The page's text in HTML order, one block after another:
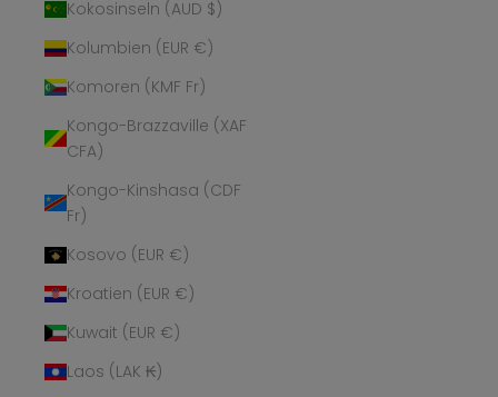
Kokosinseln (AUD $)
Kolumbien (EUR €)
Komoren (KMF Fr)
Kongo-Brazzaville (XAF
CFA)
Kongo-Kinshasa (CDF
Fr)
Kosovo (EUR €)
Kroatien (EUR €)
Kuwait (EUR €)
Laos (LAK ₭)